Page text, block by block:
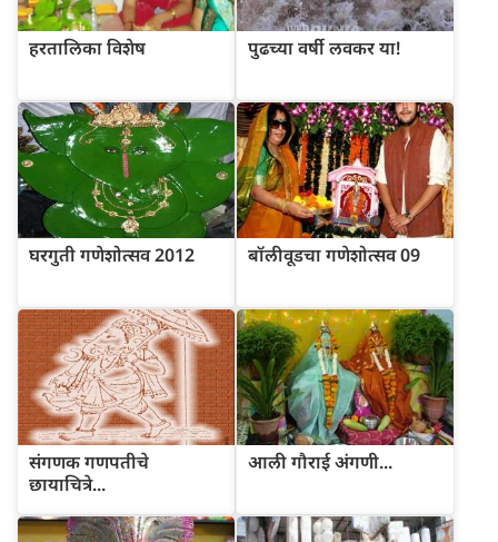
हरतालिका विशेष पुढच्या वर्षी लवकर या!
घरगुती गणेशोत्सव 2012 बॉलीवूडचा गणेशोत्सव 09
संगणक गणपतीचे
छायाचित्रे...
आली गौराई अंगणी...